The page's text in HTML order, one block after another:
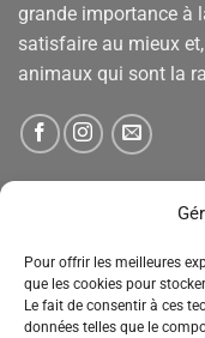
Pour offrir les meilleures
que les cookies pour
Le fait de consentir à ces
données telles que le
grande importance à
satisfaire au mieux
animaux qui sont la
Tenez-vous informé
et des remises.